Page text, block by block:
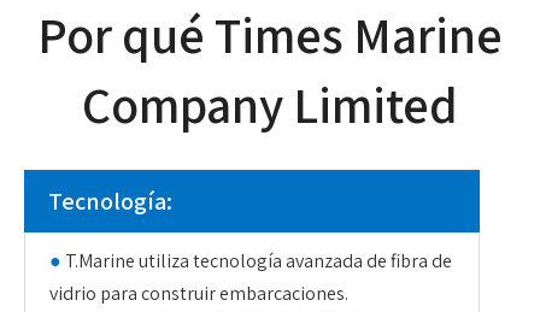
Por qué Times Marine
Company Limited
Tecnología:
● T.Marine utiliza tecnología avanzada de fibra de
vidrio para construir embarcaciones.